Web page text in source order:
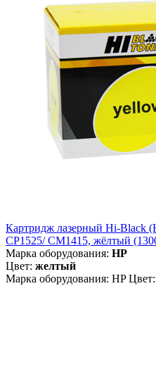
Картридж лазерный Hi-Black
CP1525/ CM1415, жёлтый
Марка оборудования: HP
Цвет: желтый
Марка оборудования: HP